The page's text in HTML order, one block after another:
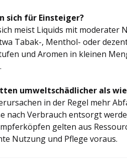
sich für Einsteiger?
meist Liquids mit moderater
Tabak-, Menthol- oder
und Aromen in kleinen
umweltschädlicher als
in der Regel mehr
nach Verbrauch entsorgt
gelten aus
Nutzung und Pflege voraus.